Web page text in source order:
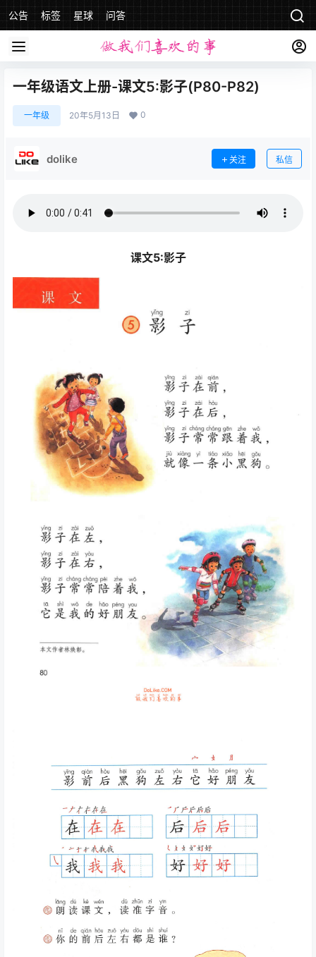
公告 标签 星球 问答
一年级语文上册-课文5:影子(P80-P82)
一年级 20年5月13日 0
dolike 关注 私信
课文5:影子